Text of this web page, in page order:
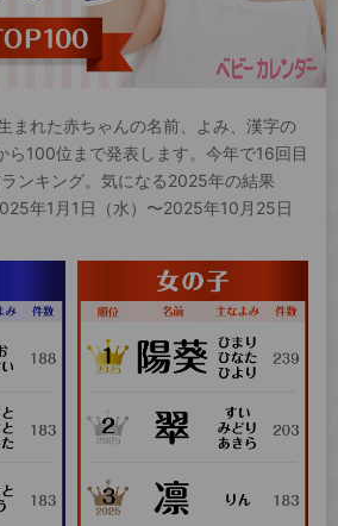
まれた赤ちゃんの名前、よみ、漢字の
ら100位まで発表します。今年で16回目
ンキング。気になる2025年の結果
年1月1日（水）〜2025年10月25日